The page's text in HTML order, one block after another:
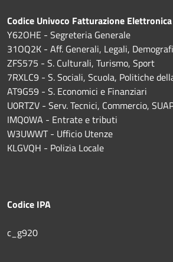
Codice Univoco Fatturazione Elettronica
Y62OHE - Segreteria Generale
31OQ2K - Aff. Generali, Legali,
ZFS575 - S. Culturali, Turismo, Sport
7RXLC9 - S. Sociali, Scuola, Politiche
AT9G59 - S. Economici e Finanziari
U0RTZV - Serv. Tecnici, Commercio,
IMQ0WA - Entrate e tributi
W3UWWT - Ufficio Utenze
KLGVQH - Polizia Locale
Codice IPA
c_g920